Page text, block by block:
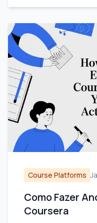
Course Platforms
Como Fazer
Coursera